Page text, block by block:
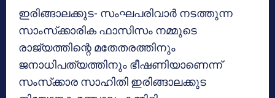
ഇരിങ്ങാലക്കുട- സംഘപരിവാര്‍ നടത്തുന്ന
സാംസ്‌ക്കാരിക ഫാസിസം നമ്മുടെ
രാജ്യത്തിന്റെ മതേതരത്തിനും
ജനാധിപത്യത്തിനും ഭീഷണിയാണെന്ന്
സംസ്‌ക്കാര സാഹിതി ഇരിങ്ങാലക്കുട